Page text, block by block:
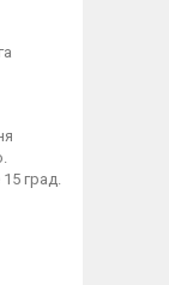
град.